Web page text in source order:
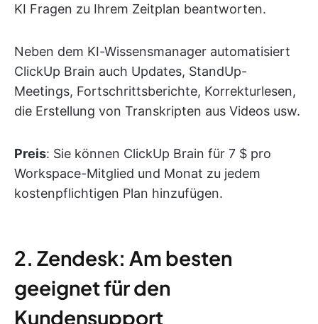
KI Fragen zu Ihrem Zeitplan beantworten.
Neben dem KI-Wissensmanager automatisiert
ClickUp Brain auch Updates, StandUp-
Meetings, Fortschrittsberichte, Korrekturlesen,
die Erstellung von Transkripten aus Videos usw.
Preis: Sie können ClickUp Brain für 7 $ pro
Workspace-Mitglied und Monat zu jedem
kostenpflichtigen Plan hinzufügen.
2. Zendesk: Am besten
geeignet für den
Kundensupport